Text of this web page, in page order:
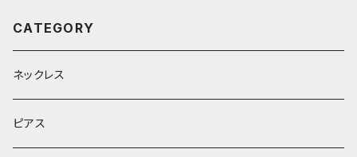
CATEGORY
ネックレス
ピアス